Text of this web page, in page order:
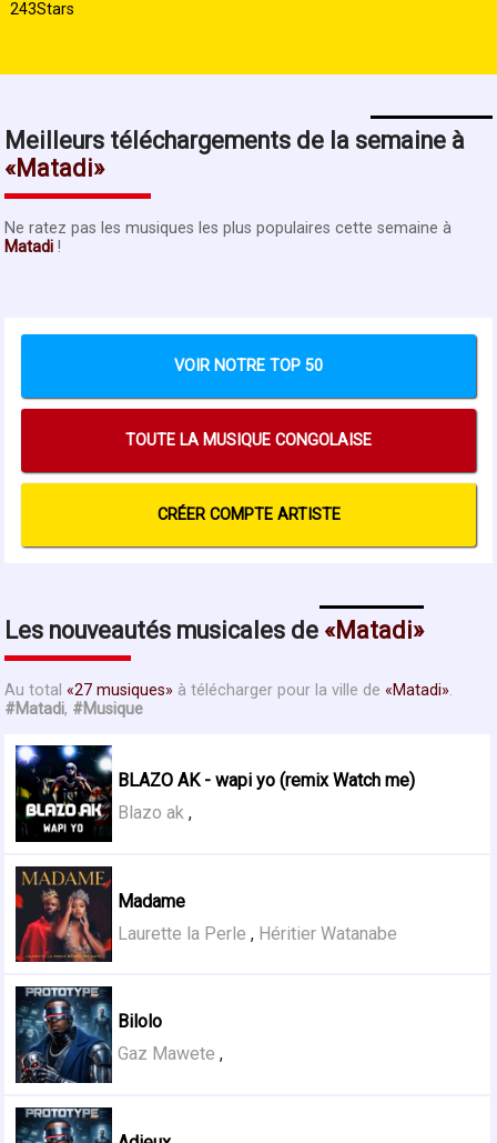
243Stars
Meilleurs téléchargements de la semaine à
Matadi
Ne ratez pas les musiques les plus populaires cette semaine à
Matadi !
VOIR NOTRE TOP 50
TOUTE LA MUSIQUE CONGOLAISE
CRÉER COMPTE ARTISTE
Les nouveautés musicales de Matadi
Au total 27 musiques à télécharger pour la ville de Matadi .
#Matadi, #Musique
BLAZO AK - wapi yo (remix Watch me)
Blazo ak ,
Madame
Laurette la Perle , Héritier Watanabe
Bilolo
Gaz Mawete ,